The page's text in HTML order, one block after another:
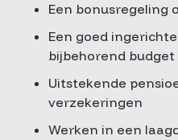
Een bonusregeling
Een goed
bijbehorend budget
Uitstekende
verzekeringen
Werken in een